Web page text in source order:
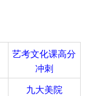
艺考文化课高分
冲刺
九大美院